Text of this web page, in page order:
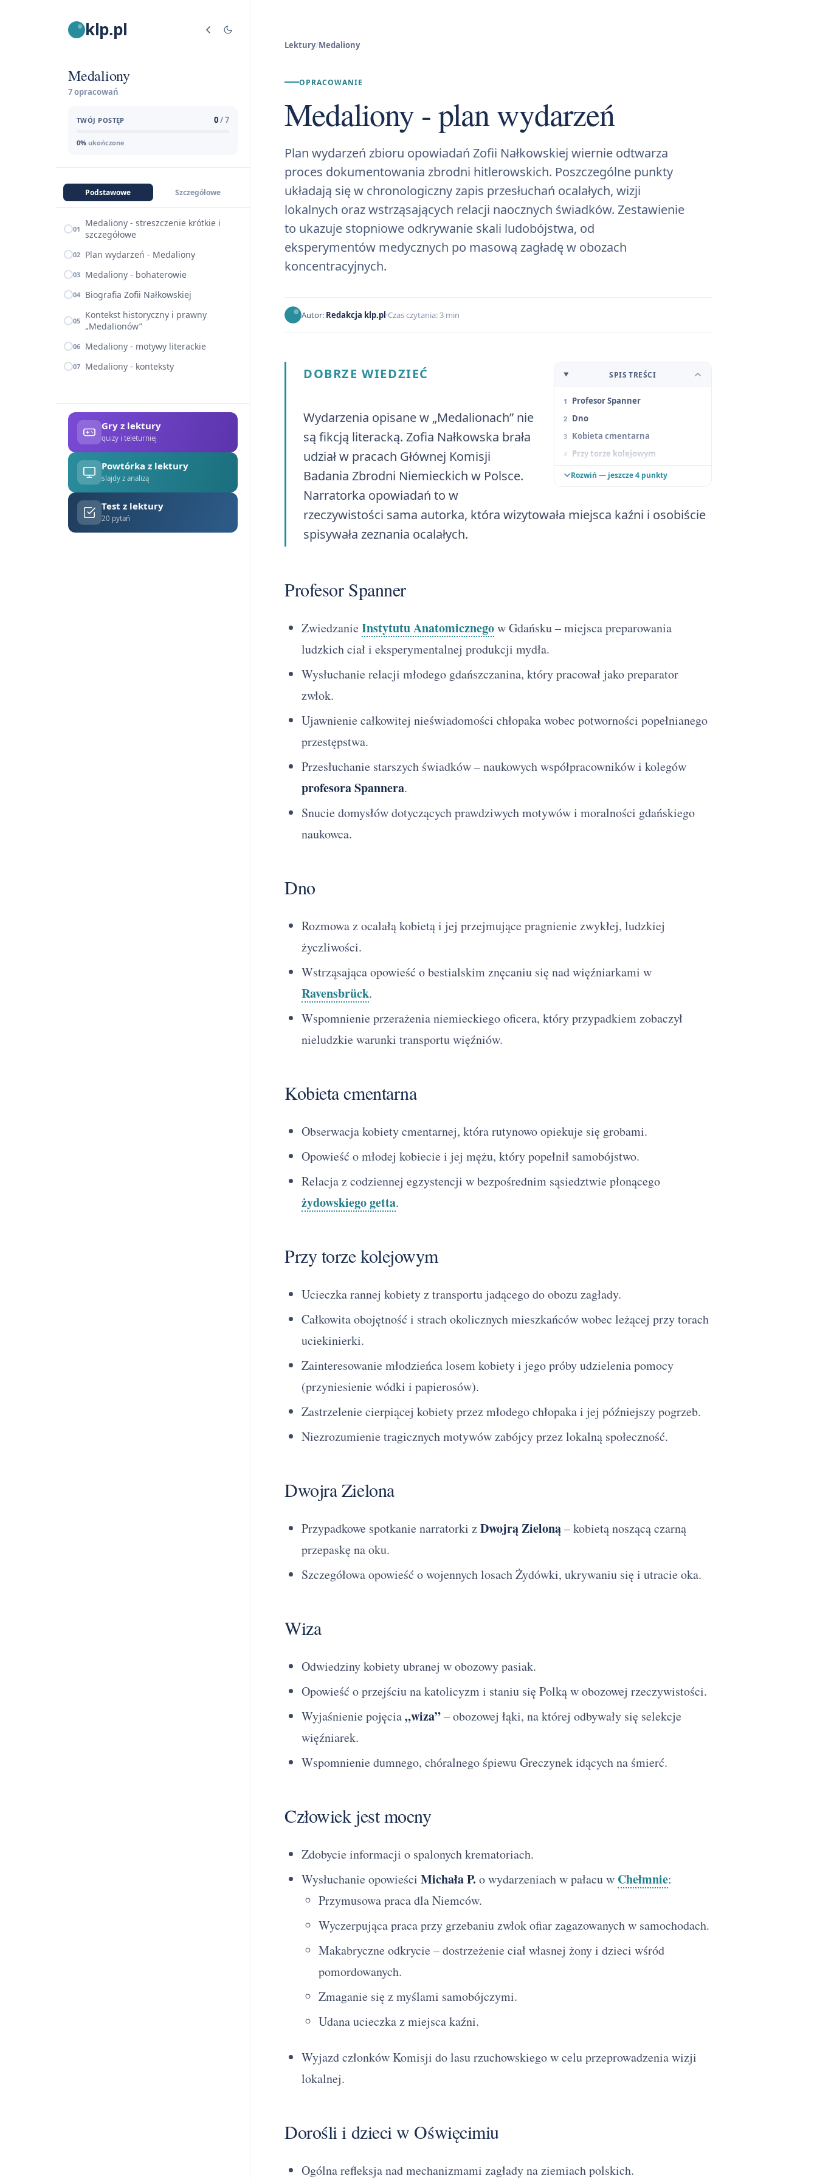
klp.pl
Medaliony
7 opracowań
TWÓJ POSTĘP 0/ 7
0% ukończone
Podstawowe Szczegółowe
01
Medaliony - streszczenie krótkie i
szczegółowe
02 Plan wydarzeń - Medaliony
03 Medaliony - bohaterowie
04 Biografia Zofii Nałkowskiej
05 Kontekst historyczny i prawny
„Medalionów”
06 Medaliony - motywy literackie
07 Medaliony - konteksty
Gry z lektury
quizy i teleturniej
Powtórka z lektury
slajdy z analizą
Test z lektury
20 pytań
Lektury/Medaliony
OPRACOWANIE
Medaliony - plan wydarzeń
Plan wydarzeń zbioru opowiadań Zofii Nałkowskiej wiernie odtwarza
proces dokumentowania zbrodni hitlerowskich. Poszczególne punkty
układają się w chronologiczny zapis przesłuchań ocalałych, wizji
lokalnych oraz wstrząsających relacji naocznych świadków. Zestawienie
to ukazuje stopniowe odkrywanie skali ludobójstwa, od
eksperymentów medycznych po masową zagładę w obozach
koncentracyjnych.
Autor: Redakcja klp.pl Czas czytania: 3 min
SPIS TREŚCI
Profesor Spanner
Dno
Kobieta cmentarna
Przy torze kolejowym
Dwojra Zielona
Dorośli i dzieci w Oświęcimiu
Rozwiń — jeszcze 4 punkty
DOBRZE WIEDZIEĆ
Wydarzenia opisane w „Medalionach” nie
są fikcją literacką. Zofia Nałkowska brała
udział w pracach Głównej Komisji
Badania Zbrodni Niemieckich w Polsce.
Narratorka opowiadań to w
rzeczywistości sama autorka, która wizytowała miejsca kaźni i osobiście
spisywała zeznania ocalałych.
Profesor Spanner
ZwiedzanieInstytutu Anatomicznegow Gdańsku – miejsca preparowania
ludzkich ciał i eksperymentalnej produkcji mydła.
Wysłuchanie relacji młodego gdańszczanina, który pracował jako preparator
zwłok.
Ujawnienie całkowitej nieświadomości chłopaka wobec potworności popełnianego
przestępstwa.
Przesłuchanie starszych świadków – naukowych współpracowników i kolegów
profesora Spannera.
Snucie domysłów dotyczących prawdziwych motywów i moralności gdańskiego
naukowca.
Dno
Rozmowa z ocalałą kobietą i jej przejmujące pragnienie zwykłej, ludzkiej
życzliwości.
Wstrząsająca opowieść o bestialskim znęcaniu się nad więźniarkami w
Ravensbrück.
Wspomnienie przerażenia niemieckiego oficera, który przypadkiem zobaczył
nieludzkie warunki transportu więźniów.
Kobieta cmentarna
Obserwacja kobiety cmentarnej, która rutynowo opiekuje się grobami.
Opowieść o młodej kobiecie i jej mężu, który popełnił samobójstwo.
Relacja z codziennej egzystencji w bezpośrednim sąsiedztwie płonącego
żydowskiego getta.
Przy torze kolejowym
Ucieczka rannej kobiety z transportu jadącego do obozu zagłady.
Całkowita obojętność i strach okolicznych mieszkańców wobec leżącej przy torach
uciekinierki.
Zainteresowanie młodzieńca losem kobiety i jego próby udzielenia pomocy
(przyniesienie wódki i papierosów).
Zastrzelenie cierpiącej kobiety przez młodego chłopaka i jej późniejszy pogrzeb.
Niezrozumienie tragicznych motywów zabójcy przez lokalną społeczność.
Dwojra Zielona
Przypadkowe spotkanie narratorki zDwojrą Zieloną– kobietą noszącą czarną
przepaskę na oku.
Szczegółowa opowieść o wojennych losach Żydówki, ukrywaniu się i utracie oka.
Wiza
Odwiedziny kobiety ubranej w obozowy pasiak.
Opowieść o przejściu na katolicyzm i staniu się Polką w obozowej rzeczywistości.
Wyjaśnienie pojęcia„wiza”– obozowej łąki, na której odbywały się selekcje
więźniarek.
Wspomnienie dumnego, chóralnego śpiewu Greczynek idących na śmierć.
Człowiek jest mocny
Zdobycie informacji o spalonych krematoriach.
Wysłuchanie opowieści Michała P. o wydarzeniach w pałacu w Chełmnie:
Przymusowa praca dla Niemców.
Wyczerpująca praca przy grzebaniu zwłok ofiar zagazowanych w samochodach.
Makabryczne odkrycie – dostrzeżenie ciał własnej żony i dzieci wśród
pomordowanych.
Zmaganie się z myślami samobójczymi.
Udana ucieczka z miejsca kaźni.
Wyjazd członków Komisji do lasu rzuchowskiego w celu przeprowadzenia wizji
lokalnej.
Dorośli i dzieci w Oświęcimiu
Ogólna refleksja nad mechanizmami zagłady na ziemiach polskich.